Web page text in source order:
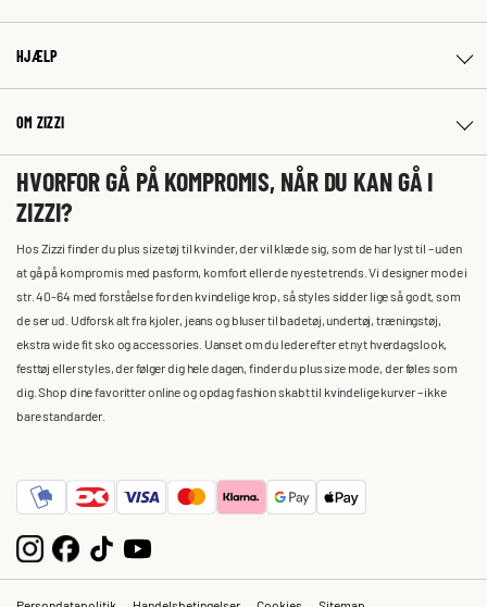
HJÆLP
OM ZIZZI
HVORFOR GÅ PÅ KOMPROMIS, NÅR DU KAN GÅ I
ZIZZI?
Hos Zizzi finder du plus size tøj til kvinder, der vil klæde sig, som de har lyst til – uden
at gå på kompromis med pasform, komfort eller de nyeste trends. Vi designer mode i
str. 40-64 med forståelse for den kvindelige krop, så styles sidder lige så godt, som
de ser ud. Udforsk alt fra kjoler, jeans og bluser til badetøj, undertøj, træningstøj,
ekstra wide fit sko og accessories. Uanset om du leder efter et nyt hverdagslook,
festtøj eller styles, der følger dig hele dagen, finder du plus size mode, der føles som
dig. Shop dine favoritter online og opdag fashion skabt til kvindelige kurver – ikke
bare standarder.